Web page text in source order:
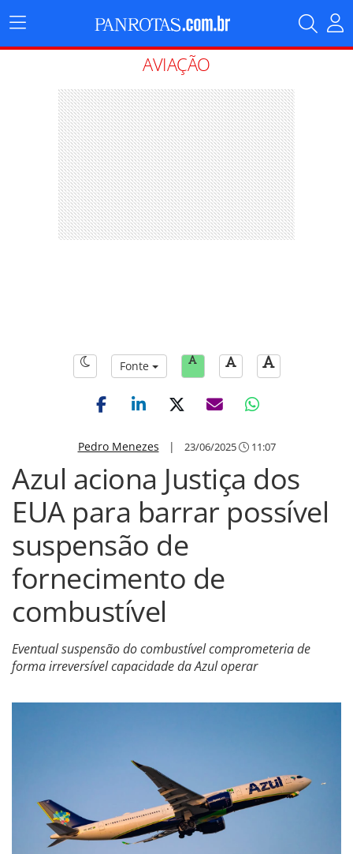
Menu
Principal
AVIAÇÃO
Fonte
Pedro Menezes | 23/06/2025 11:07
Azul aciona Justiça dos
EUA para barrar possível
suspensão de
fornecimento de
combustível
Eventual suspensão do combustível comprometeria de
forma irreversível capacidade da Azul operar